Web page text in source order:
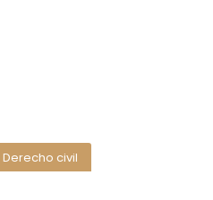
Derecho civil